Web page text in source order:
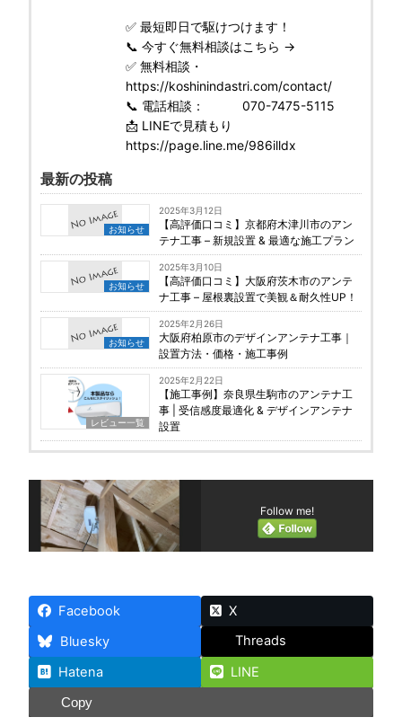
✅ 最短即日で駆けつけます！
📞 今すぐ無料相談はこちら →
✅ 無料相談・
https://koshinindastri.com/contact/
📞 電話相談： 070-7475-5115
📩 LINEで見積もり
https://page.line.me/986illdx
最新の投稿
お知らせ
2025年3月12日
【高評価口コミ】京都府木津川市のアン
テナ工事 – 新規設置 & 最適な施工プラン
お知らせ
2025年3月10日
【高評価口コミ】大阪府茨木市のアンテ
ナ工事 – 屋根裏設置で美観＆耐久性UP！
お知らせ
2025年2月26日
大阪府柏原市のデザインアンテナ工事｜
設置方法・価格・施工事例
レビュー一覧
2025年2月22日
【施工事例】奈良県生駒市のアンテナ工
事 | 受信感度最適化 & デザインアンテナ
設置
Follow me!
Facebook
X
Bluesky
Threads
Hatena
LINE
Copy